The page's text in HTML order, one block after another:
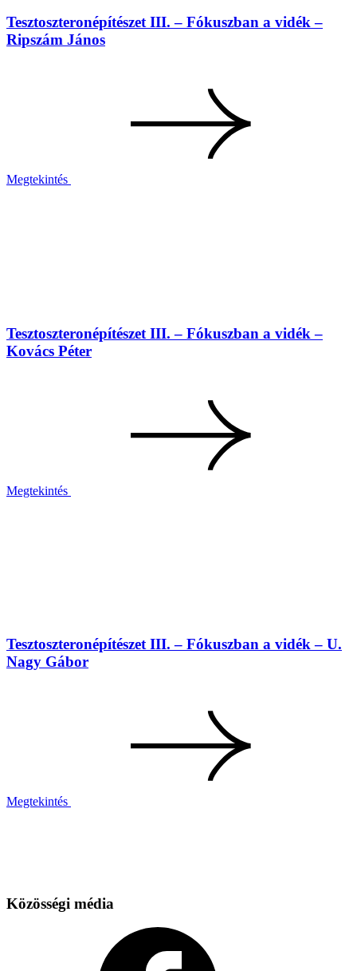
Tesztoszteronépítészet III. – Fókuszban a vidék –
Ripszám János
Megtekintés
Tesztoszteronépítészet III. – Fókuszban a vidék –
Kovács Péter
Megtekintés
Tesztoszteronépítészet III. – Fókuszban a vidék – U.
Nagy Gábor
Megtekintés
Közösségi média